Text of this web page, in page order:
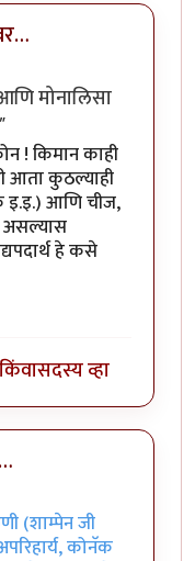
मोनालिसा
"
! किमान काही
आता कुठल्याही
इ.इ.) आणि चीज,
असल्यास
हे कसे
किंवासदस्य व्हा
(शाम्पेन जी
कोनॅक